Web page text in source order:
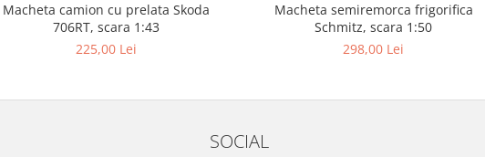
Macheta camion cu prelata Skoda
706RT, scara 1:43
225,00 Lei
Macheta semiremorca frigorifica
Schmitz, scara 1:50
298,00 Lei
SOCIAL